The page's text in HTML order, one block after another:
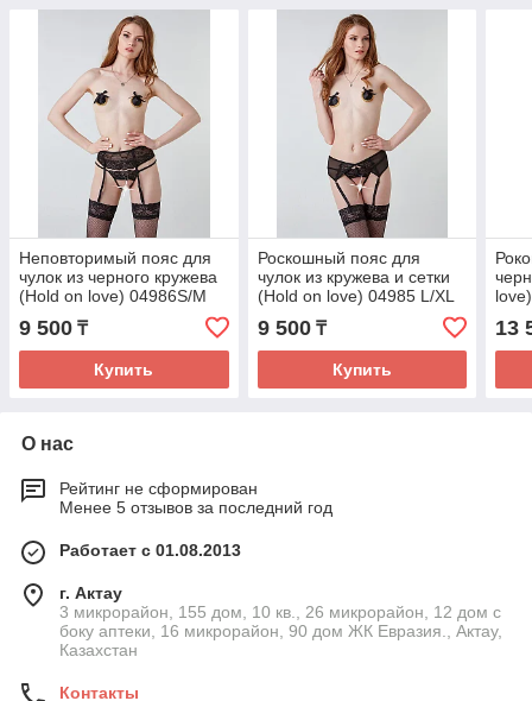
Неповторимый пояс для
чулок из черного кружева
(Hold on love) 04986S/M
9 500 ₸
Купить
Роскошный пояс для
чулок из кружева и сетки
(Hold on love) 04985 L/XL
9 500₸
Купить
13
О нас
Рейтинг не сформирован
Менее 5 отзывов за последний год
Работает с 01.08.2013
г. Актау
3 микрорайон, 155 дом, 10 кв., 26 микрорайон, 12 дом с
боку аптеки, 16 микрорайон, 90 дом ЖК Евразия., Актау,
Казахстан
Контакты